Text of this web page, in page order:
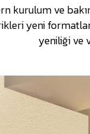
ve
yeni
yeniliği ve